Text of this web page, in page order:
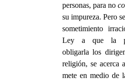
personas, para no
su impureza. Pero
sometimiento
Ley a que la
obligarla los
religión, se acerca
mete en medio de